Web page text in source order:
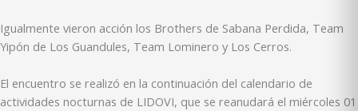
Igualmente vieron acción los Brothers de Sabana Perdida, Team
Yipón de Los Guandules, Team Lominero y Los Cerros.
El encuentro se realizó en la continuación del calendario de
actividades nocturnas de LIDOVI, que se reanudará el miércoles 01